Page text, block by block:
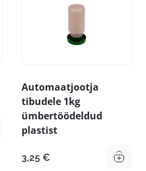
Automaatjootja
tibudele 1kg
ümbertöödeldud
plastist
3,25 €